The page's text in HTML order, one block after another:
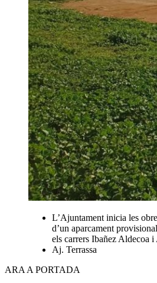
L’Ajuntament inicia les
d’un aparcament
els carrers Ibañez Aldecoa
Aj. Terrassa
ARA A PORTADA